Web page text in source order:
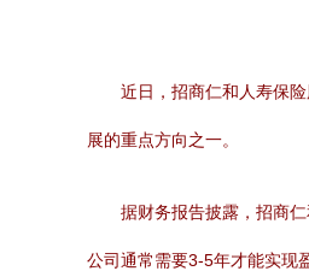
近日，招商仁和人寿保
展的重点方向之一。
据财务报告披露，招商
公司通常需要3-5年才能实现